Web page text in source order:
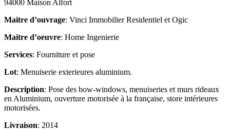
94000 Maison Alfort
Maitre d’ouvrage: Vinci Immobilier Residentiel et Ogic
Maitre d’oeuvre: Home Ingenierie
Services: Fourniture et pose
Lot: Menuiserie exterieures aluminium.
Description: Pose des bow-windows, menuiseries et murs rideaux
en Aluminium, ouverture motorisée à la française, store intérieures
motorisées.
Livraison: 2014